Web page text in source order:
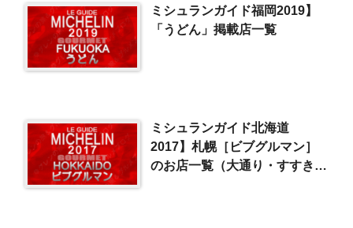
ミシュランガイド福岡2019】
「うどん」掲載店一覧
ミシュランガイド北海道
2017】札幌［ビブグルマン］
のお店一覧（大通り・すすき